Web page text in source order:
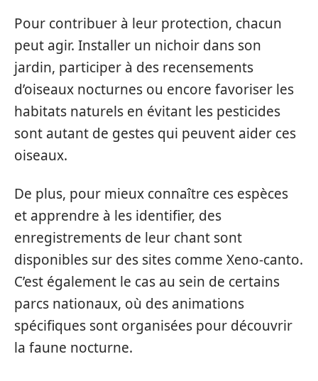
Pour contribuer à leur protection, chacun
peut agir. Installer un nichoir dans son
jardin, participer à des recensements
d’oiseaux nocturnes ou encore favoriser les
habitats naturels en évitant les pesticides
sont autant de gestes qui peuvent aider ces
oiseaux.
De plus, pour mieux connaître ces espèces
et apprendre à les identifier, des
enregistrements de leur chant sont
disponibles sur des sites comme Xeno-canto.
C’est également le cas au sein de certains
parcs nationaux, où des animations
spécifiques sont organisées pour découvrir
la faune nocturne.